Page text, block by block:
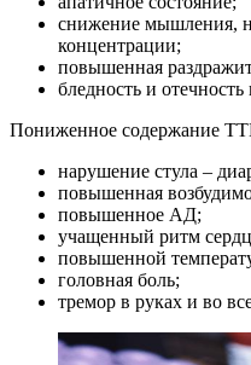
снижение мышления,
концентрации;
повышенная
бледность и
Пониженное содержание
нарушение стула –
повышенная
повышенное АД;
учащенный ритм
повышенной
головная боль;
тремор в руках и во